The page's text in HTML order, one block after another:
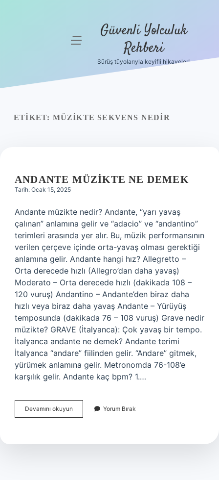
menüyü Güvenli Yolculuk
Rehberi
Sürüş tüyolarıyla keyifli hikayeler!
ETIKET: MÜZIKTE SEKVENS NEDIR
ANDANTE MÜZIKTE NE DEMEK
Tarih: Ocak 15, 2025
Andante müzikte nedir? Andante, “yarı yavaş
çalınan” anlamına gelir ve “adacio” ve “andantino”
terimleri arasında yer alır. Bu, müzik performansının
verilen çerçeve içinde orta-yavaş olması gerektiği
anlamına gelir. Andante hangi hız? Allegretto –
Orta derecede hızlı (Allegro’dan daha yavaş)
Moderato – Orta derecede hızlı (dakikada 108 –
120 vuruş) Andantino – Andante’den biraz daha
hızlı veya biraz daha yavaş Andante – Yürüyüş
temposunda (dakikada 76 – 108 vuruş) Grave nedir
müzikte? GRAVE (İtalyanca): Çok yavaş bir tempo.
İtalyanca andante ne demek? Andante terimi
İtalyanca “andare” fiilinden gelir. “Andare” gitmek,
yürümek anlamına gelir. Metronomda 76-108’e
karşılık gelir. Andante kaç bpm? 1.…
Devamını okuyun Andante
Müzikte
Yorum Bırak